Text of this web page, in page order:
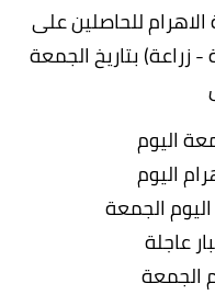
للحاصلين على
بتاريخ الجمعة
اليوم
اليوم
اليوم الجمعة
عاجلة
الجمعة